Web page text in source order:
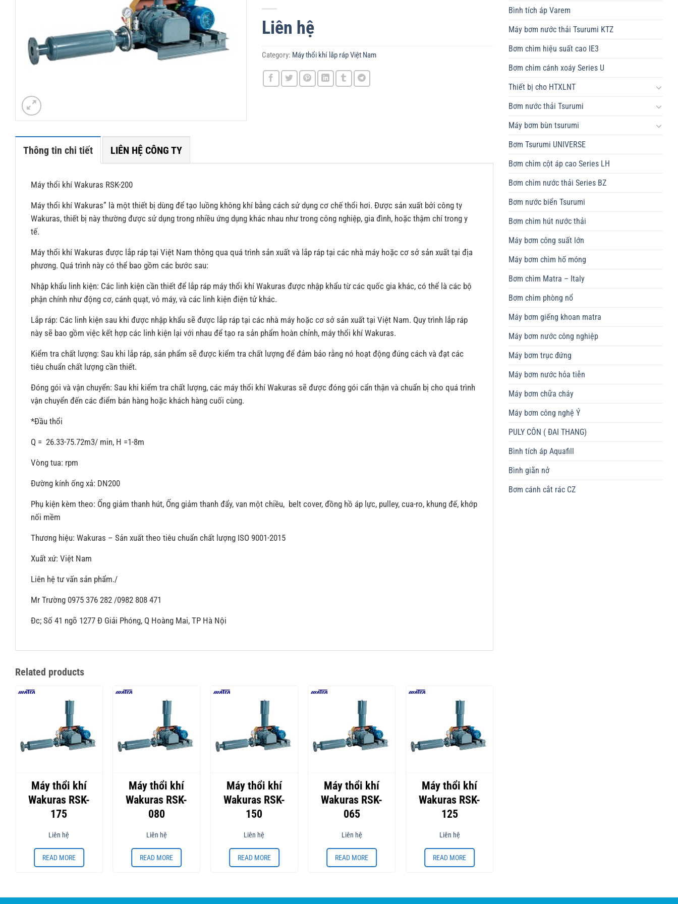
Bình tích áp Varem
Máy bơm nước thải Tsurumi KTZ
Bơm chìm hiệu suất cao IE3
Bơm chìm cánh xoáy Series U
Thiết bị cho HTXLNT
Bơm nước thải Tsurumi
Máy bơm bùn tsurumi
Bơm Tsurumi UNIVERSE
Bơm chìm cột áp cao Series LH
Bơm chìm nước thải Series BZ
Bơm nước biển Tsurumi
Bơm chìm hút nước thải
Máy bơm công suất lớn
Máy bơm chìm hố móng
Bơm chìm Matra – Italy
Bơm chìm phòng nổ
Máy bơm giếng khoan matra
Máy bơm nước công nghiệp
Máy bơm trục đứng
Máy bơm nước hỏa tiễn
Máy bơm chữa cháy
Máy bơm công nghệ Ý
PULY CÔN ( ĐAI THANG)
Bình tích áp Aquafill
Bình giãn nở
Bơm cánh cắt rác CZ
Liên hệ
Category: Máy thổi khí lắp ráp Việt Nam
Thông tin chi tiết LIÊN HỆ CÔNG TY
Máy thổi khí Wakuras RSK-200
Máy thổi khí Wakuras” là một thiết bị dùng để tạo luồng không khí bằng cách sử dụng cơ chế thổi hơi. Được sản xuất bởi công ty
Wakuras, thiết bị này thường được sử dụng trong nhiều ứng dụng khác nhau như trong công nghiệp, gia đình, hoặc thậm chí trong y
tế.
Máy thổi khí Wakuras được lắp ráp tại Việt Nam thông qua quá trình sản xuất và lắp ráp tại các nhà máy hoặc cơ sở sản xuất tại địa
phương. Quá trình này có thể bao gồm các bước sau:
Nhập khẩu linh kiện: Các linh kiện cần thiết để lắp ráp máy thổi khí Wakuras được nhập khẩu từ các quốc gia khác, có thể là các bộ
phận chính như động cơ, cánh quạt, vỏ máy, và các linh kiện điện tử khác.
Lắp ráp: Các linh kiện sau khi được nhập khẩu sẽ được lắp ráp tại các nhà máy hoặc cơ sở sản xuất tại Việt Nam. Quy trình lắp ráp
này sẽ bao gồm việc kết hợp các linh kiện lại với nhau để tạo ra sản phẩm hoàn chỉnh, máy thổi khí Wakuras.
Kiểm tra chất lượng: Sau khi lắp ráp, sản phẩm sẽ được kiểm tra chất lượng để đảm bảo rằng nó hoạt động đúng cách và đạt các
tiêu chuẩn chất lượng cần thiết.
Đóng gói và vận chuyển: Sau khi kiểm tra chất lượng, các máy thổi khí Wakuras sẽ được đóng gói cẩn thận và chuẩn bị cho quá trình
vận chuyển đến các điểm bán hàng hoặc khách hàng cuối cùng.
*Đầu thổi
Q = 26.33-75.72m3/ min, H =1-8m
Vòng tua: rpm
Đường kính ống xả: DN200
Phụ kiện kèm theo: Ống giảm thanh hút, Ống giảm thanh đẩy, van một chiều, belt cover, đồng hồ áp lực, pulley, cua-ro, khung đế, khớp
nối mềm
Thương hiệu: Wakuras – Sản xuất theo tiêu chuẩn chất lượng ISO 9001-2015
Xuất xứ: Việt Nam
Liên hệ tư vấn sản phẩm./
Mr Trường 0975 376 282 /0982 808 471
Đc; Số 41 ngõ 1277 Đ Giải Phóng, Q Hoàng Mai, TP Hà Nội
Related products
Máy thổi khí
Wakuras RSK-
175
Liên hệ
READ MORE
Máy thổi khí
Wakuras RSK-
080
Liên hệ
READ MORE
Máy thổi khí
Wakuras RSK-
150
Liên hệ
READ MORE
Máy thổi khí
Wakuras RSK-
065
Liên hệ
READ MORE
Máy thổi khí
Wakuras RSK-
125
Liên hệ
READ MORE